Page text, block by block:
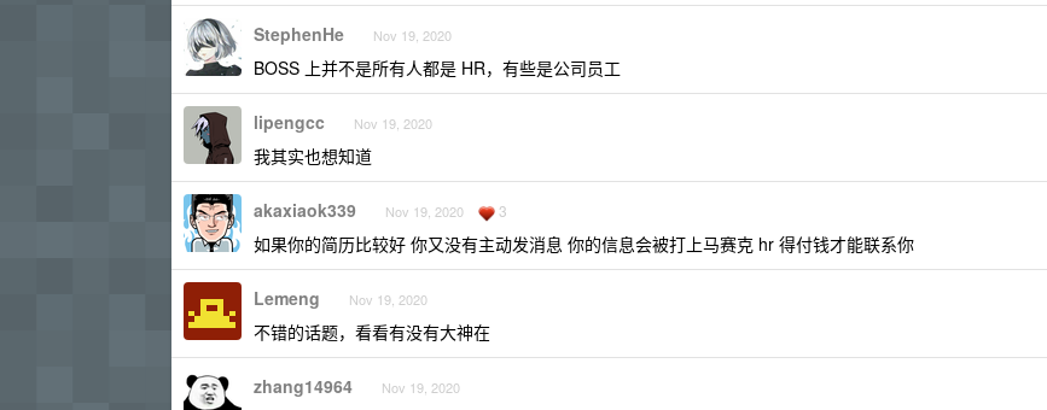
StephenHe Nov 19, 2020
BOSS 上并不是所有人都是 HR，有些是公司员工
lipengcc Nov 19, 2020
我其实也想知道
akaxiaok339 Nov 19, 2020 3
如果你的简历比较好 你又没有主动发消息 你的信息会被打上马赛克 hr 得付钱才能联系你
Lemeng Nov 19, 2020
不错的话题，看看有没有大神在
zhang14964 Nov 19, 2020